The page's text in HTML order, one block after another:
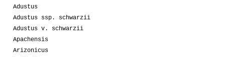
Adustus
Adustus ssp. schwarzii
Adustus v. schwarzii
Apachensis
Arizonicus